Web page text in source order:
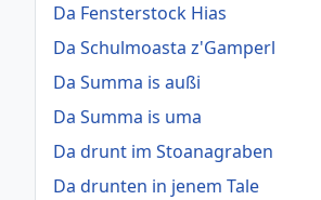
Da Fensterstock Hias
Da Schulmoasta z'Gamperl
Da Summa is außi
Da Summa is uma
Da drunt im Stoanagraben
Da drunten in jenem Tale